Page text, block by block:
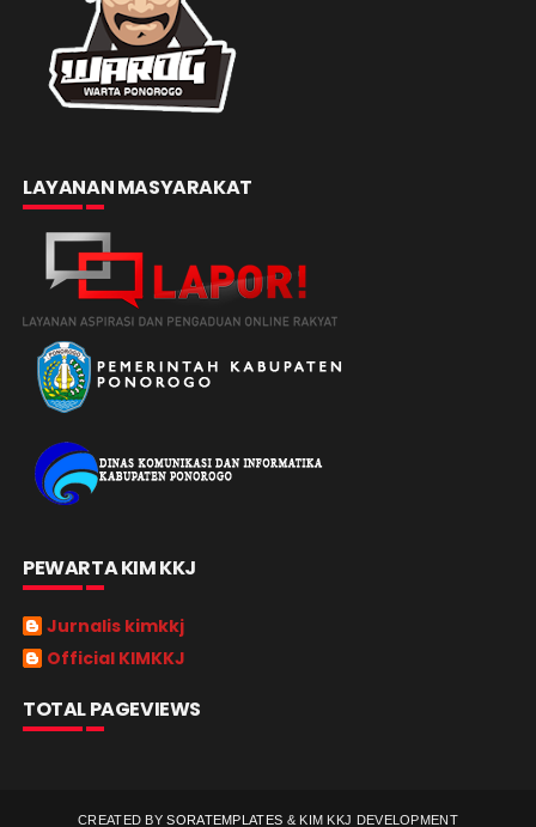
LAYANAN MASYARAKAT
PEWARTA KIM KKJ
Jurnalis kimkkj
Official KIMKKJ
TOTAL PAGEVIEWS
CREATED BYSORATEMPLATES & KIM KKJ DEVELOPMENT